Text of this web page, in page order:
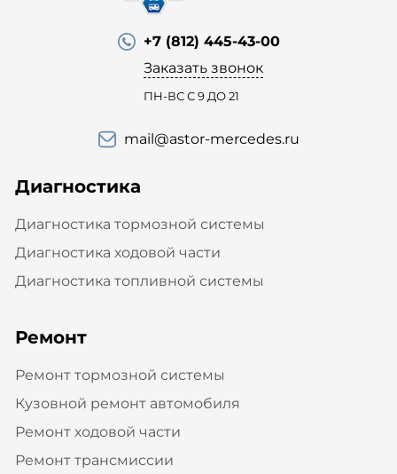
+7 (812) 445-43-00
Заказать звонок
ПН-ВС С 9 ДО 21
mail@astor-mercedes.ru
Диагностика
Диагностика тормозной системы
Диагностика ходовой части
Диагностика топливной системы
Ремонт
Ремонт тормозной системы
Кузовной ремонт автомобиля
Ремонт ходовой части
Ремонт трансмиссии